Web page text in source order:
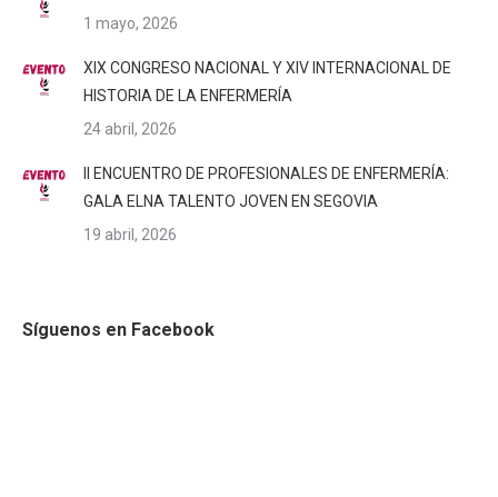
1 mayo, 2026
XIX CONGRESO NACIONAL Y XIV INTERNACIONAL DE
HISTORIA DE LA ENFERMERÍA
24 abril, 2026
II ENCUENTRO DE PROFESIONALES DE ENFERMERÍA:
GALA ELNA TALENTO JOVEN EN SEGOVIA
19 abril, 2026
Síguenos en Facebook